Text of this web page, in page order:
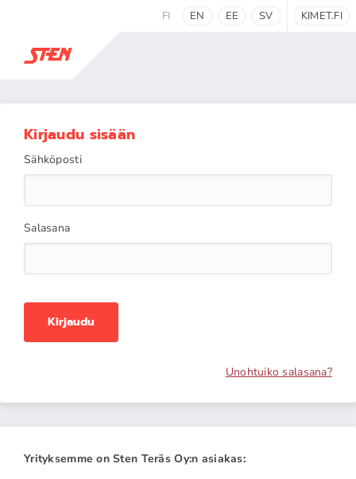
FI EN EE SV KIMET.FI
Kirjaudu sisään
Sähköposti
Salasana
Kirjaudu
Unohtuiko salasana?
Yrityksemme on Sten Teräs Oy:n asiakas: